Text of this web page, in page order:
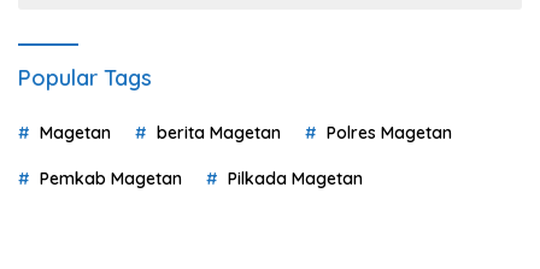
Popular Tags
Magetan berita Magetan Polres Magetan
Pemkab Magetan Pilkada Magetan